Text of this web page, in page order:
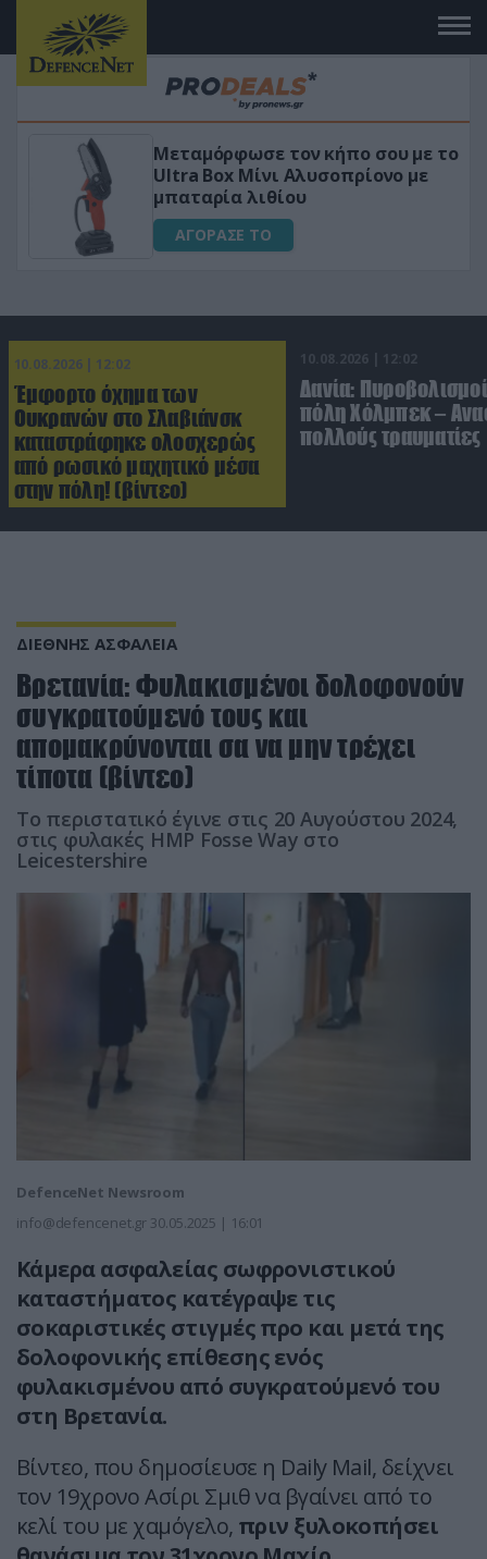
«Μαγική» φόρμουλα τριβόλι + VIP
για αύξηση της λίμπιντο
ΑΓΟΡΑΣΕ ΤΟ
10.08.2026 | 12:02
Έμφορτο όχημα των
Ουκρανών στο Σλαβιάνσκ
καταστράφηκε ολοσχερώς
από ρωσικό μαχητικό μέσα
στην πόλη! (βίντεο)
10.08.2026 | 12:02
Δανία:
πόλη Χόλμπεκ –
πολλούς τραυματίες
ΔΙΕΘΝΗΣ ΑΣΦΑΛΕΙΑ
Βρετανία: Φυλακισμένοι δολοφονούν
συγκρατούμενό τους και
απομακρύνονται σα να μην τρέχει
τίποτα (βίντεο)
Το περιστατικό έγινε στις 20 Αυγούστου 2024,
στις φυλακές HMP Fosse Way στο
Leicestershire
DefenceNet Newsroom
info@defencenet.gr 30.05.2025 | 16:01
Κάμερα ασφαλείας σωφρονιστικού
καταστήματος κατέγραψε τις
σοκαριστικές στιγμές προ και μετά της
δολοφονικής επίθεσης ενός
φυλακισμένου από συγκρατούμενό του
στη Βρετανία.
Βίντεο, που δημοσίευσε η Daily Mail, δείχνει
τον 19χρονο Ασίρι Σμιθ να βγαίνει από το
κελί του με χαμόγελο, πριν ξυλοκοπήσει